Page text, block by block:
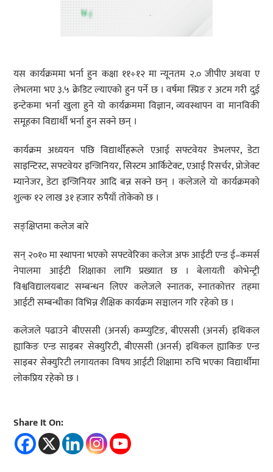
यस कार्यक्रममा भर्ना हुन कक्षा ११÷१२ मा न्यूनतम २.० जीपीए अथवा ए
लेभलमा भए ३.५ क्रेडिट ल्याएको हुन पर्ने छ । वर्षमा स्प्रिङ र अटम गरी दुई
इन्टेकमा भर्ना खुला हुने यो कार्यक्रममा विज्ञान, व्यवस्थापन वा मानविकी
समूहका विद्यार्थी भर्ना हुन सक्ने छन् ।
कार्यक्रम अध्ययन पछि विद्यार्थीहरूले एआई सफ्टवेयर डेभलपर, डेटा
साइन्टिस्ट, सफ्टवेयर इन्जिनियर, सिस्टम आर्किटेक्ट, एआई रिसर्चर, प्रोजेक्ट
म्यानेजर, डेटा इन्जिनियर आदि बन्न सक्ने छन् । कलेजले यो कार्यक्रमको
शुल्क १२ लाख ३१ हजार रुपैयाँ तोकेको छ ।
सङ्क्षिप्तमा कलेज बारे
सन् २०१० मा स्थापना भएको सफ्टवेरिका कलेज अफ आईटी एन्ड ई–कमर्स
नेपालमा आईटी शिक्षाका लागि प्रख्यात छ । बेलायती कोभेन्ट्री
विश्वविद्यालयबाट सम्बन्धन लिएर कलेजले स्नातक, स्नातकोत्तर तहमा
आईटी सम्बन्धीका विभिन्न शैक्षिक कार्यक्रम सञ्चालन गरि रहेको छ ।
कलेजले पढाउने बीएससी (अनर्स) कम्प्युटिङ, बीएससी (अनर्स) इथिकल
ह्याकिङ एन्ड साइबर सेक्युरिटी, बीएससी (अनर्स) इथिकल ह्याकिङ एन्ड
साइबर सेक्युरिटी लगायतका विषय आईटी शिक्षामा रुचि भएका विद्यार्थीमा
लोकप्रिय रहेको छ ।
Share It On: